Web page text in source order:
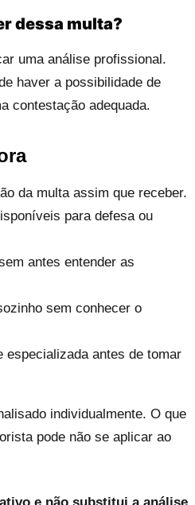
dessa multa?
uma análise profissional.
haver a possibilidade de
contestação adequada.
da multa assim que receber.
para defesa ou
antes entender as
sem conhecer o
especializada antes de tomar
individualmente. O que
pode não se aplicar ao